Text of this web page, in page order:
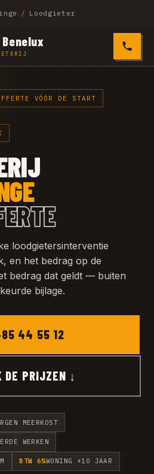
/ Loodgieter
0485
VÓÓR DE START
loodgietersinterventie
en het bedrag op de
bedrag dat geldt — buiten
bijlage.
44 55 12
DE PRIJZEN ↓
MEERKOST
WERKEN
BTW 6%WONING +10 JAAR